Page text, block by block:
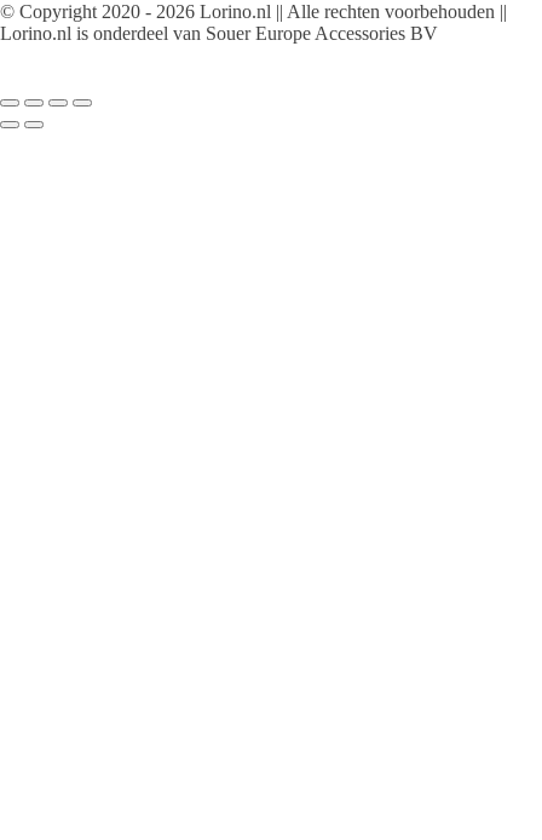
© Copyright 2020 - 2026 Lorino.nl || Alle rechten voorbehouden ||
Lorino.nl is onderdeel van Souer Europe Accessories BV